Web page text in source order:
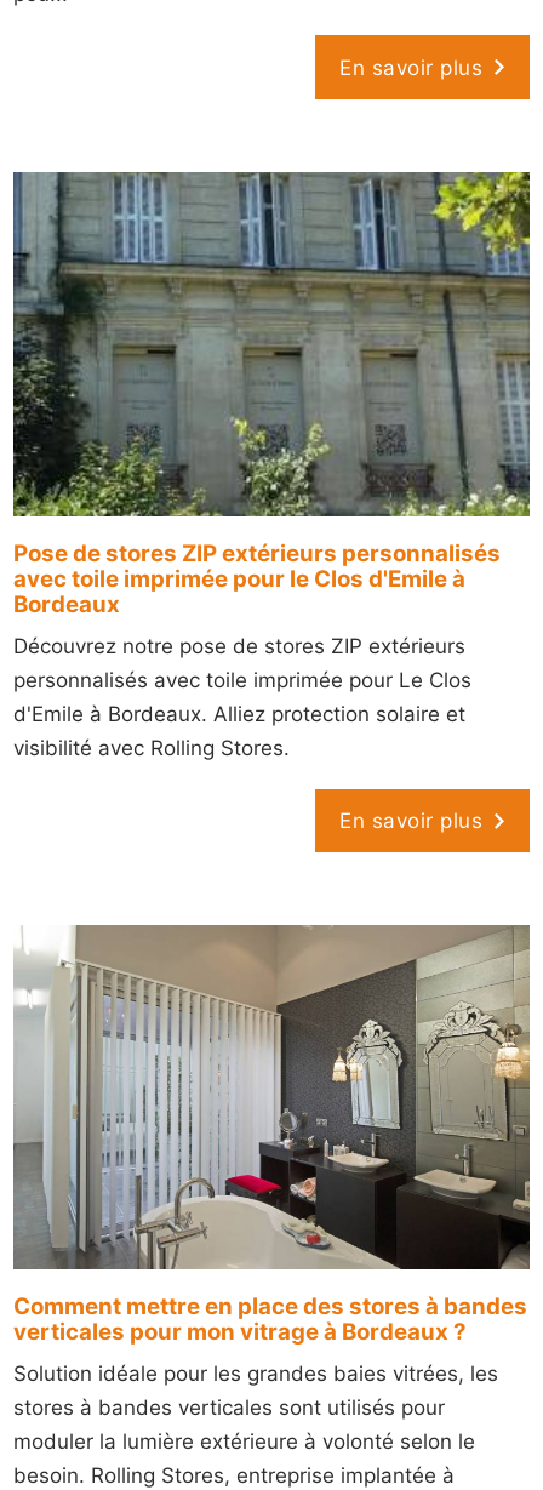
En savoir plus
Pose de stores ZIP extérieurs personnalisés
avec toile imprimée pour le Clos d'Emile à
Bordeaux
Découvrez notre pose de stores ZIP extérieurs
personnalisés avec toile imprimée pour Le Clos
d'Emile à Bordeaux. Alliez protection solaire et
visibilité avec Rolling Stores.
En savoir plus
Comment mettre en place des stores à bandes
verticales pour mon vitrage à Bordeaux ?
Solution idéale pour les grandes baies vitrées, les
stores à bandes verticales sont utilisés pour
moduler la lumière extérieure à volonté selon le
besoin. Rolling Stores, entreprise implantée à